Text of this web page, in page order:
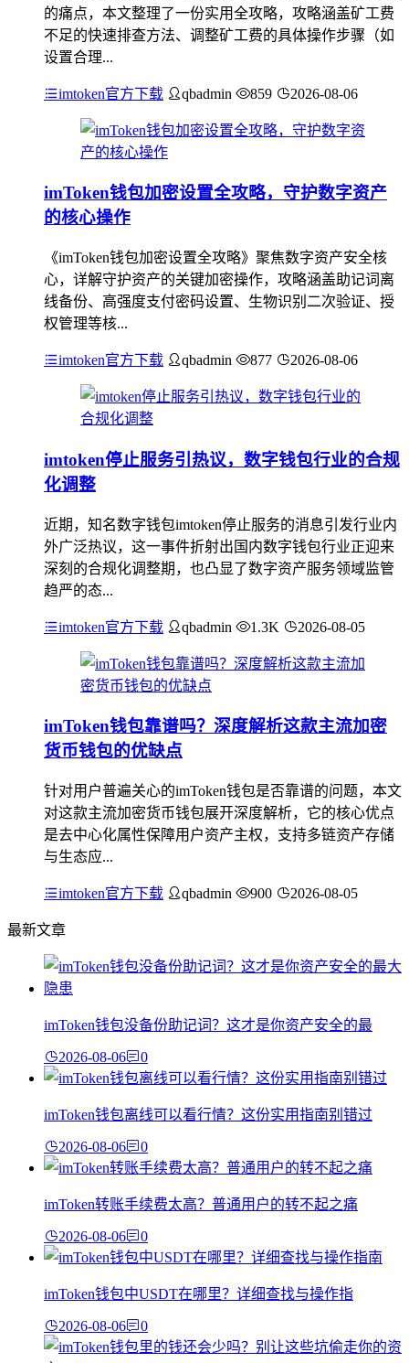
的痛点，本文整理了一份实用全攻略，攻略涵盖矿工费
不足的快速排查方法、调整矿工费的具体操作步骤（如
设置合理...
imtoken官方下载 qbadmin 859 2026-08-06
imToken钱包加密设置全攻略，守护数字资产
的核心操作
《imToken钱包加密设置全攻略》聚焦数字资产安全核
心，详解守护资产的关键加密操作，攻略涵盖助记词离
线备份、高强度支付密码设置、生物识别二次验证、授
权管理等核...
imtoken官方下载 qbadmin 877 2026-08-06
imtoken停止服务引热议，数字钱包行业的合规
化调整
近期，知名数字钱包imtoken停止服务的消息引发行业内
外广泛热议，这一事件折射出国内数字钱包行业正迎来
深刻的合规化调整期，也凸显了数字资产服务领域监管
趋严的态...
imtoken官方下载 qbadmin 1.3K 2026-08-05
imToken钱包靠谱吗？深度解析这款主流加密
货币钱包的优缺点
针对用户普遍关心的imToken钱包是否靠谱的问题，本文
对这款主流加密货币钱包展开深度解析，它的核心优点
是去中心化属性保障用户资产主权，支持多链资产存储
与生态应...
imtoken官方下载 qbadmin 900 2026-08-05
最新文章
imToken钱包没备份助记词？这才是你资产安全的最
2026-08-06 0
imToken钱包离线可以看行情？这份实用指南别错过
2026-08-06 0
imToken转账手续费太高？普通用户的转不起之痛
2026-08-06 0
imToken钱包中USDT在哪里？详细查找与操作指
2026-08-06 0